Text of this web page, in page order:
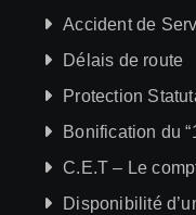
Accident de
Délais de route
Protection
Bonification du
C.E.T – Le
Disponibilité